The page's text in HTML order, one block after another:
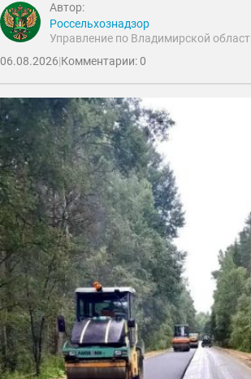
Автор:
Россельхознадзор
Управление по Владимирской
06.08.2026|Комментарии: 0